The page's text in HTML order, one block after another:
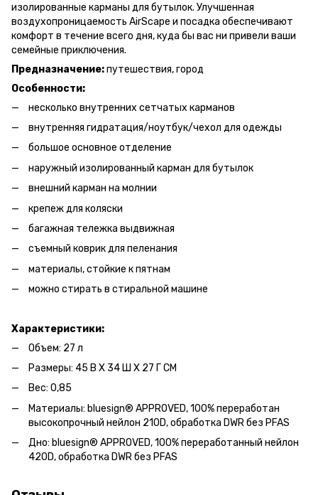
изолированные карманы для бутылок. Улучшенная
воздухопроницаемость AirScape и посадка обеспечивают
комфорт в течение всего дня, куда бы вас ни привели ваши
семейные приключения.
Предназначение:путешествия, город
Особенности:
несколько внутренних сетчатых карманов
внутренняя гидратация/ноутбук/чехол для одежды
большое основное отделение
наружный изолированный карман для бутылок
внешний карман на молнии
крепеж для коляски
багажная тележка выдвижная
съемный коврик для пеленания
материалы, стойкие к пятнам
можно стирать в стиральной машине
Характеристики:
Объем: 27 л
Размеры: 45 В X 34 Ш X 27 Г СМ
Вес: 0,85
Материалы: bluesign® APPROVED, 100% переработан
высокопрочный нейлон 210D, обработка DWR без PFAS
Дно: bluesign® APPROVED, 100% переработанный нейлон
420D, обработка DWR без PFAS